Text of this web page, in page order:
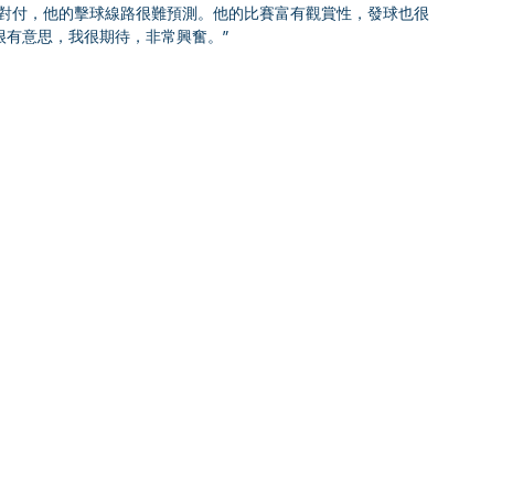
付，他的擊球線路很難預測。他的比賽富有觀賞性，發球也很
意思，我很期待，非常興奮。”